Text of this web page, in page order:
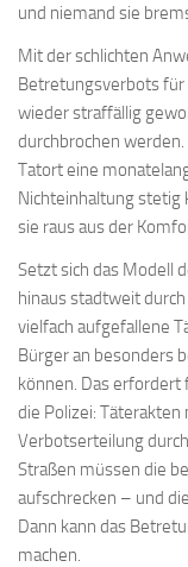
und niemand sie
Mit der schlichten
Betretungsverbots
wieder straffällig
durchbrochen
Tatort eine
Nichteinhaltung stetig
sie raus aus der
Setzt sich das Modell
hinaus stadtweit
vielfach aufgefallene
Bürger an besonders
können. Das
die Polizei:
Verbotserteilung
Straßen müssen die
aufschrecken – und
Dann kann das
machen.